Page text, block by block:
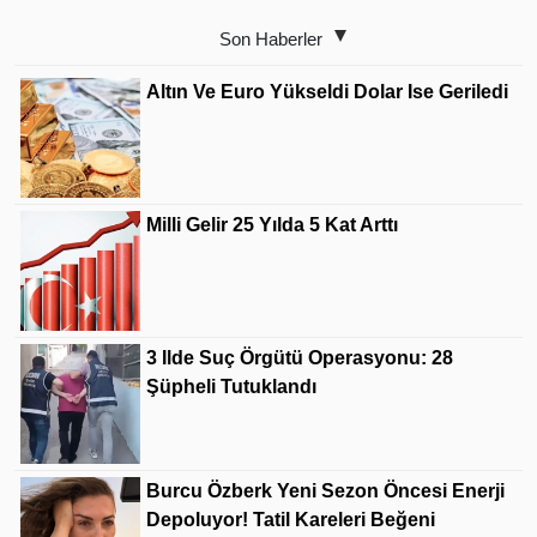
Son Haberler
Altın Ve Euro Yükseldi Dolar Ise Geriledi
Milli Gelir 25 Yılda 5 Kat Arttı
3 Ilde Suç Örgütü Operasyonu: 28
Şüpheli Tutuklandı
Burcu Özberk Yeni Sezon Öncesi Enerji
Depoluyor! Tatil Kareleri Beğeni